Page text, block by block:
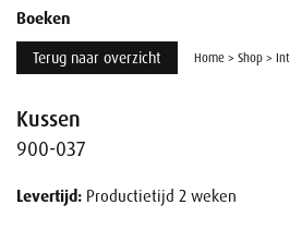
Boeken
Terug naar overzicht Home > Shop >
Kussen
900-037
Levertijd: Productietijd 2 weken